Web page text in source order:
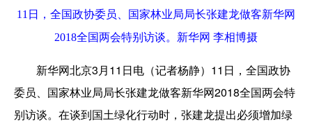
11日，全国政协委员、国家林业局局长张建龙做客新华网
2018全国两会特别访谈。新华网 李相博摄
新华网北京3月11日电（记者杨静）11日，全国政协
委员、国家林业局局长张建龙做客新华网2018全国两会特
别访谈。在谈到国土绿化行动时，张建龙提出必须增加绿